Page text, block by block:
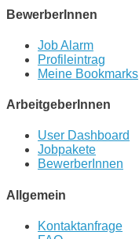
BewerberInnen
Job Alarm
Profileintrag
Meine Bookmarks
ArbeitgeberInnen
User Dashboard
Jobpakete
BewerberInnen
Allgemein
Kontaktanfrage